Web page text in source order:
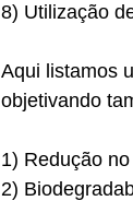
8) Utilização
Aqui listamos
objetivando
1) Redução
2)